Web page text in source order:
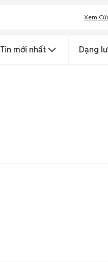
Xem
Tin mới nhất Dạng